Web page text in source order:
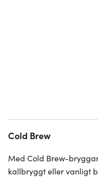
Cold Brew
Med Cold Brew-
kallbryggt eller vanligt